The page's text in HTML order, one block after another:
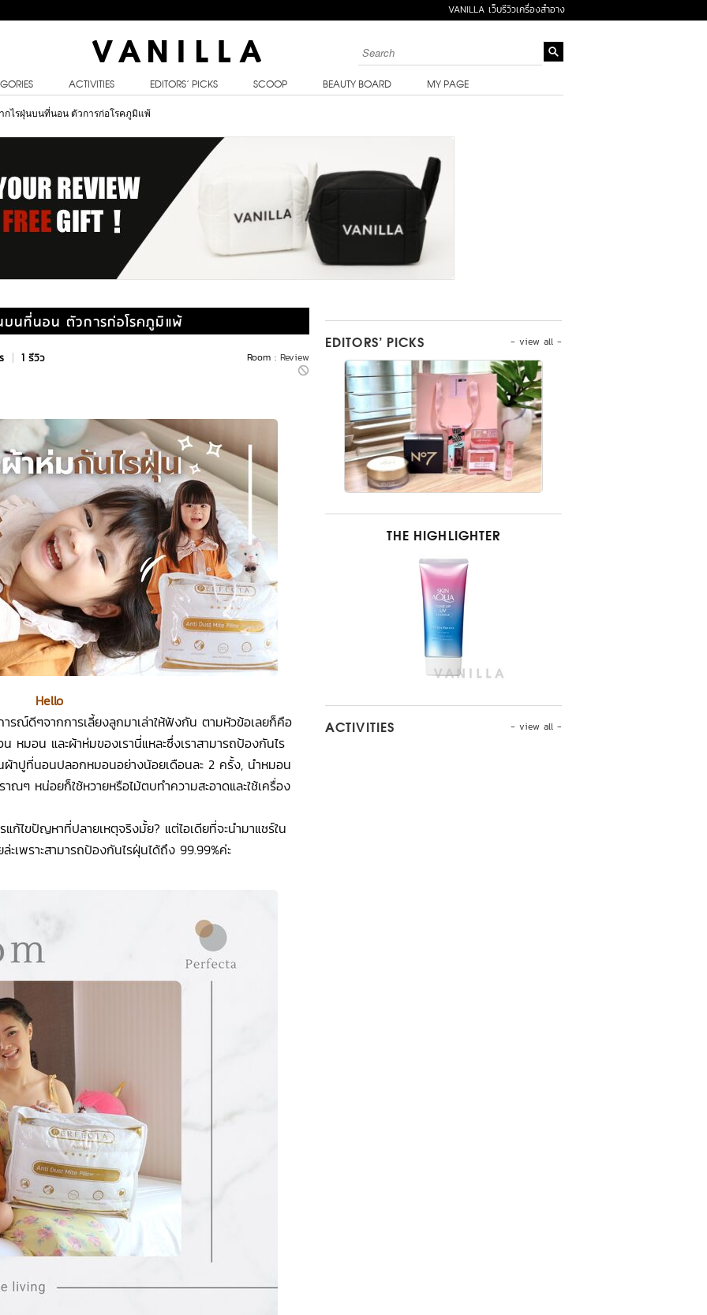
VANILLA เว็บรีวิวเครื่องสำอาง
ACTIVITIES EDITORS’ PICKS SCOOP BEAUTY BOARD MY PAGE
กไรฝุ่นบนที่นอน ตัวการก่อโรคภูมิแพ้
นที่นอน ตัวการก่อโรคภูมิแพ้
Room : Review
| 1 รีวิว
Hello
ณ์ดีๆจากการเลี้ยงลูกมาเล่าให้ฟังกัน ตามหัวข้อเลยก็คือ
มอน และผ้าห่มของเรานี่แหละซึ่งเราสามารถป้องกันไร
าปูที่นอนปลอกหมอนอย่างน้อยเดือนละ 2 ครั้ง, นำหมอน
ๆ หน่อยก็ใช้หวายหรือไม้ตบทำความสะอาดและใช้เครื่อง
ไขปัญหาที่ปลายเหตุจริงมั้ย? แต่ไอเดียที่จะนำมาแชร์ใน
เพราะสามารถป้องกันไรฝุ่นได้ถึง 99.99%ค่ะ
- view all -
EDITORS’ PICKS
THE HIGHLIGHTER
- view all -
ACTIVITIES